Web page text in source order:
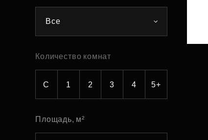
Все
Количество комнат
С 1 2 3 4 5+
Площадь, м²